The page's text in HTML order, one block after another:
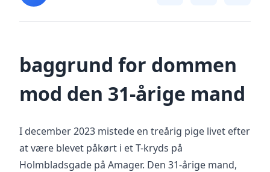
baggrund for dommen
mod den 31-årige mand
I december 2023 mistede en treårig pige livet efter
at være blevet påkørt i et T-kryds på
Holmbladsgade på Amager. Den 31-årige mand,